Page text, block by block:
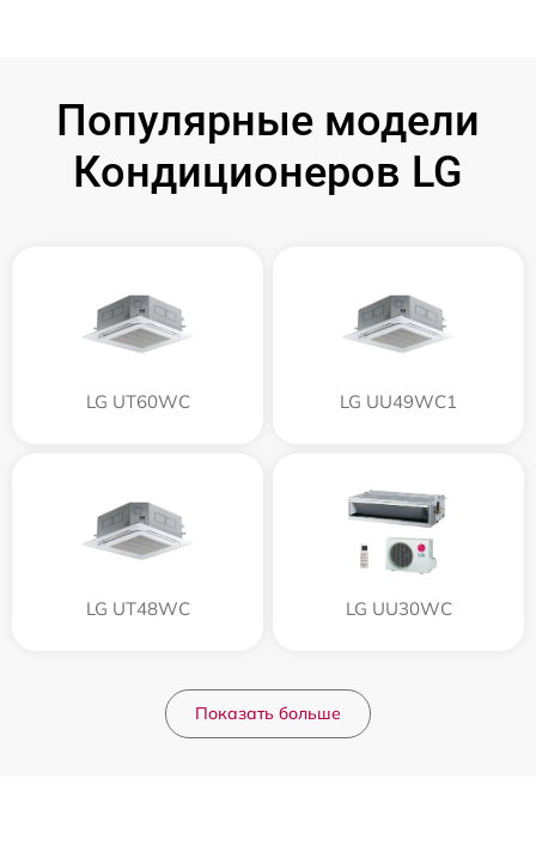
Популярные модели
Кондиционеров LG
LG UT60WC LG UU49WC1
LG UT48WC LG UU30WC
Показать больше